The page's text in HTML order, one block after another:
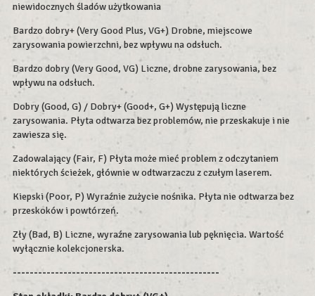
niewidocznych śladów użytkowania
Bardzo dobry+ (Very Good Plus, VG+) Drobne, miejscowe
zarysowania powierzchni, bez wpływu na odsłuch.
Bardzo dobry (Very Good, VG) Liczne, drobne zarysowania, bez
wpływu na odsłuch.
Dobry (Good, G) / Dobry+ (Good+, G+) Występują liczne
zarysowania. Płyta odtwarza bez problemów, nie przeskakuje i nie
zawiesza się.
Zadowalający (Fair, F) Płyta może mieć problem z odczytaniem
niektórych ścieżek, głównie w odtwarzaczu z czułym laserem.
Kiepski (Poor, P) Wyraźnie zużycie nośnika. Płyta nie odtwarza bez
przeskoków i powtórzeń.
Zły (Bad, B) Liczne, wyraźne zarysowania lub pęknięcia. Wartość
wyłącznie kolekcjonerska.
-------------------------------------------------